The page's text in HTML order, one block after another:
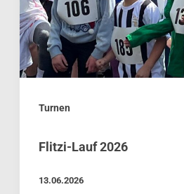
Turnen
Flitzi-Lauf 2026
13.06.2026